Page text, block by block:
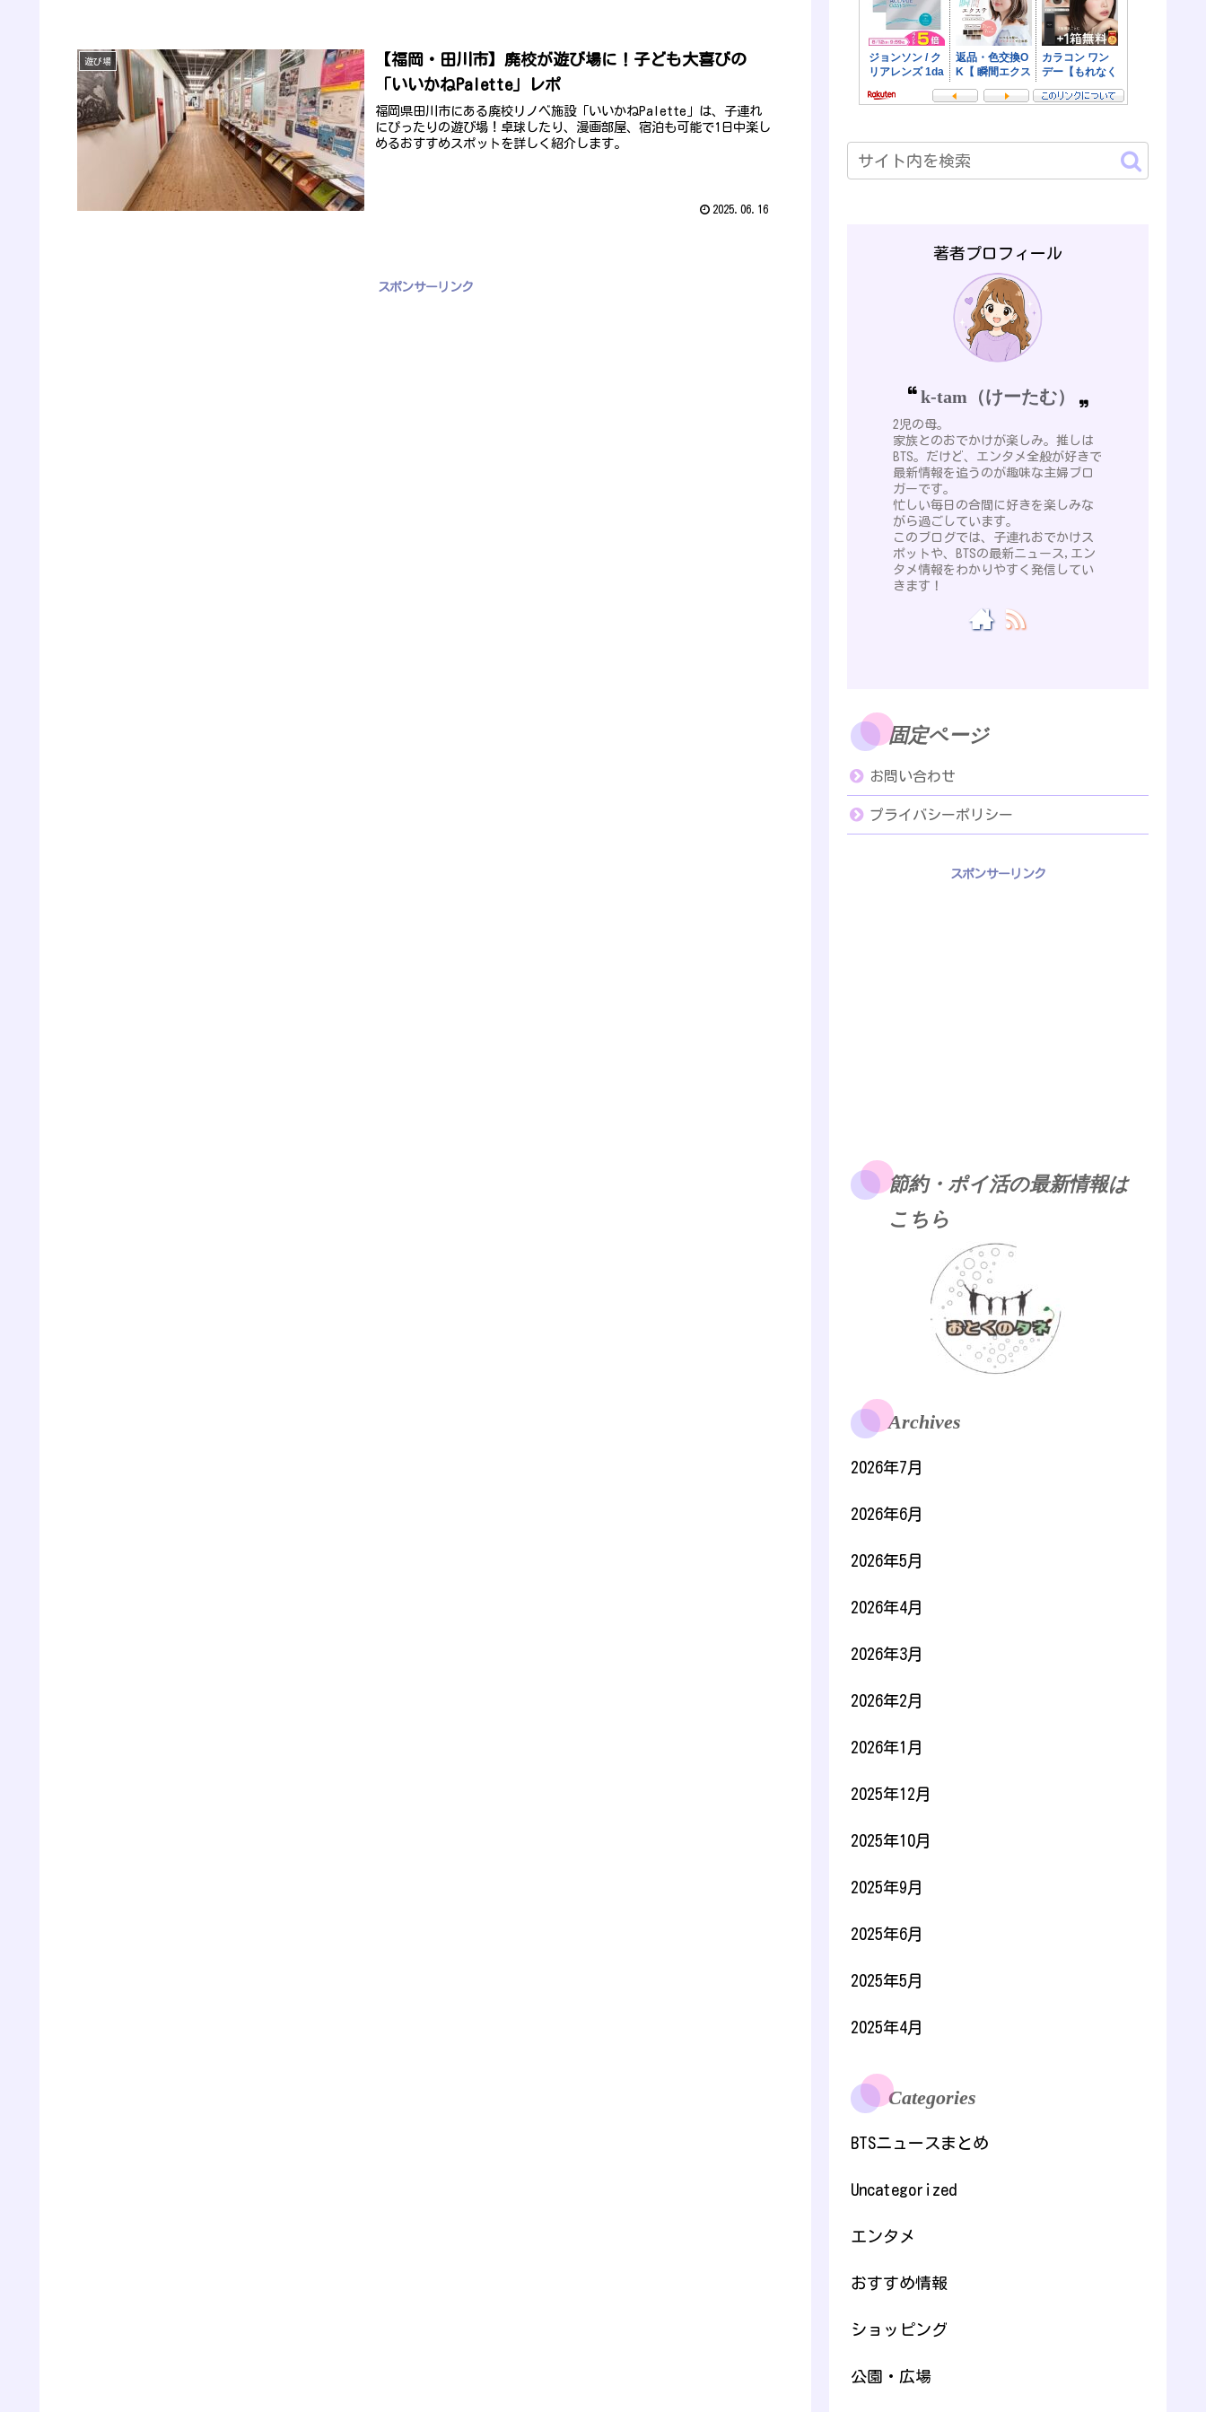
遊び場
【福岡・田川市】廃校が遊び場に！子ども大喜びの
「いいかねPalette」レポ
福岡県田川市にある廃校リノベ施設「いいかねPalette」は、子連れ
にぴったりの遊び場！卓球したり、漫画部屋、宿泊も可能で1日中楽し
めるおすすめスポットを詳しく紹介します。
2025.06.16
スポンサーリンク
著者プロフィール
k-tam（けーたむ）
2児の母。
家族とのおでかけが楽しみ。推しは
BTS。だけど、エンタメ全般が好きで
最新情報を追うのが趣味な主婦ブロ
ガーです。
忙しい毎日の合間に好きを楽しみな
がら過ごしています。
このブログでは、子連れおでかけス
ポットや、BTSの最新ニュース,エン
タメ情報をわかりやすく発信してい
きます！
固定ページ
お問い合わせ
プライバシーポリシー
スポンサーリンク
節約・ポイ活の最新情報は
こちら
Archives
2026年7月
2026年6月
2026年5月
2026年4月
2026年3月
2026年2月
2026年1月
2025年12月
2025年10月
2025年9月
2025年6月
2025年5月
2025年4月
Categories
BTSニュースまとめ
Uncategorized
エンタメ
おすすめ情報
ショッピング
公園・広場